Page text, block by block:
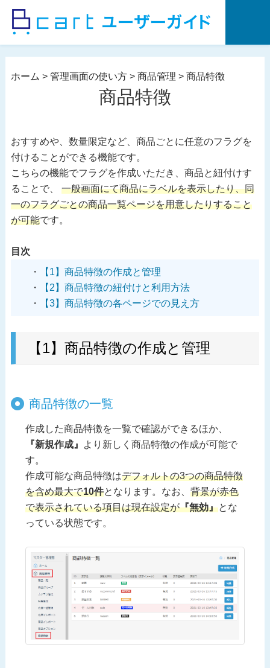
ホーム > 管理画面の使い方> 商品管理 > 商品特徴
商品特徴
おすすめや、数量限定など、商品ごとに任意のフラグを
付けることができる機能です。
こちらの機能でフラグを作成いただき、商品と紐付けす
ることで、 一般画面にて商品にラベルを表示したり、同
一のフラグごとの商品一覧ページを用意したりすること
が可能です。
目次
【1】商品特徴の作成と管理
【2】商品特徴の紐付けと利用方法
【3】商品特徴の各ページでの見え方
【1】商品特徴の作成と管理
商品特徴の一覧
作成した商品特徴を一覧で確認ができるほか、
『新規作成』
より新しく商品特徴の作成が可能で
す。
作成可能な商品特徴はデフォルトの3つの商品特徴
を含め最大で10件となります。なお、 背景が赤色
で表示されている項目は現在設定が『無効』とな
っている状態です。